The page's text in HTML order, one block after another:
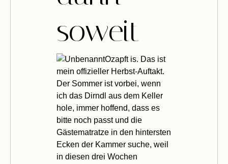
soweit
Ozapft is. Das ist
mein offizieller Herbst-Auftakt.
Der Sommer ist vorbei, wenn
ich das Dirndl aus dem Keller
hole, immer hoffend, dass es
bitte noch passt und die
Gästematratze in den hintersten
Ecken der Kammer suche, weil
in diesen drei Wochen